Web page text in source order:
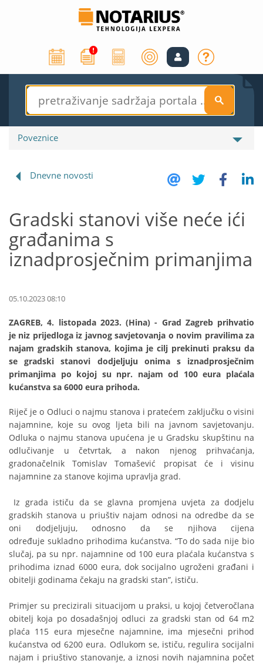
S
Poveznice
Dnevne novosti
Gradski stanovi više neće ići
građanima s
iznadprosječnim primanjima
05.10.2023 08:10
ZAGREB, 4. listopada 2023. (Hina) - Grad Zagreb prihvatio
je niz prijedloga iz javnog savjetovanja o novim pravilima za
najam gradskih stanova, kojima je cilj prekinuti praksu da
se gradski stanovi dodjeljuju onima s iznadprosječnim
primanjima po kojoj su npr. najam od 100 eura plaćala
kućanstva sa 6000 eura prihoda.
Riječ je o Odluci o najmu stanova i pratećem zaključku o visini
najamnine, koje su ovog ljeta bili na javnom savjetovanju.
Odluka o najmu stanova upućena je u Gradsku skupštinu na
odlučivanje u četvrtak, a nakon njenog prihvaćanja,
gradonačelnik Tomislav Tomašević propisat će i visinu
najamnine za stanove kojima upravlja grad.
Iz grada ističu da se glavna promjena uvjeta za dodjelu
gradskih stanova u priuštiv najam odnosi na odredbe da se
oni dodjeljuju, odnosno da se njihova cijena
određuje sukladno prihodima kućanstva. “To do sada nije bio
slučaj, pa su npr. najamnine od 100 eura plaćala kućanstva s
prihodima iznad 6000 eura, dok socijalno ugroženi građani i
obitelji godinama čekaju na gradski stan”, ističu.
Primjer su precizirali situacijom u praksi, u kojoj četveročlana
obitelj koja po dosadašnjoj odluci za gradski stan od 64 m2
plaća 115 eura mjesečne najamnine, ima mjesečni prihod
kućanstva od 6200 eura. Odlukom se, ističu, regulira socijalni
najam i priuštivo stanovanje, a iznosi novih najamnina počet